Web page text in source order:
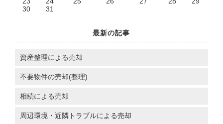
30
31
最新の記事
資産整理による売却
不要物件の売却(整理)
相続による売却
周辺環境・近隣トラブルによる売却